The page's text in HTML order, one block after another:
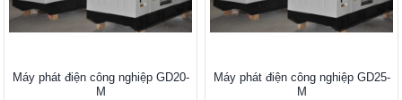
Máy phát điện công nghiệp GD20-
M
Máy phát điện công nghiệp GD25-
M